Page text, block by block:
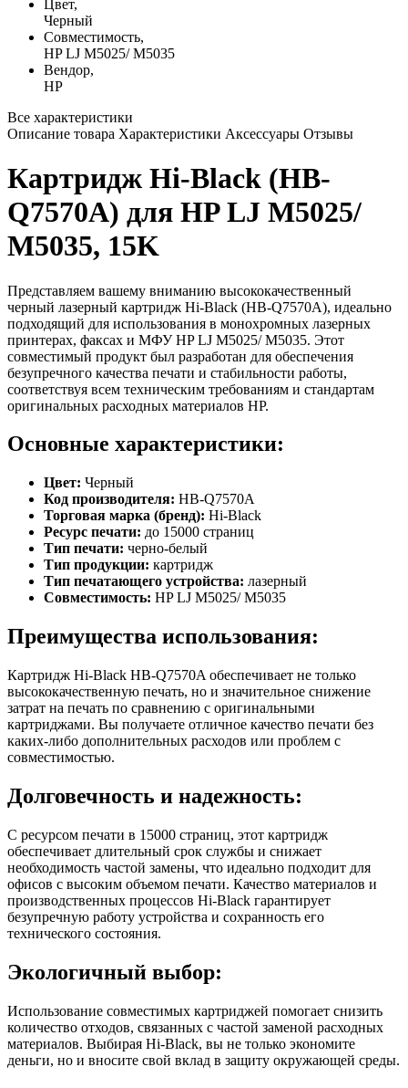
Цвет,
Черный
Совместимость,
HP LJ M5025/ M5035
Вендор,
HP
Все характеристики
Описание товара Характеристики Аксессуары Отзывы
Картридж Hi-Black (HB-
Q7570A) для HP LJ M5025/
M5035, 15K
Представляем вашему вниманию высококачественный
черный лазерный картридж Hi-Black (HB-Q7570A), идеально
подходящий для использования в монохромных лазерных
принтерах, факсах и МФУ HP LJ M5025/ M5035. Этот
совместимый продукт был разработан для обеспечения
безупречного качества печати и стабильности работы,
соответствуя всем техническим требованиям и стандартам
оригинальных расходных материалов HP.
Основные характеристики:
Цвет: Черный
Код производителя: HB-Q7570A
Торговая марка (бренд): Hi-Black
Ресурс печати: до 15000 страниц
Тип печати: черно-белый
Тип продукции: картридж
Тип печатающего устройства: лазерный
Совместимость: HP LJ M5025/ M5035
Преимущества использования:
Картридж Hi-Black HB-Q7570A обеспечивает не только
высококачественную печать, но и значительное снижение
затрат на печать по сравнению с оригинальными
картриджами. Вы получаете отличное качество печати без
каких-либо дополнительных расходов или проблем с
совместимостью.
Долговечность и надежность:
С ресурсом печати в 15000 страниц, этот картридж
обеспечивает длительный срок службы и снижает
необходимость частой замены, что идеально подходит для
офисов с высоким объемом печати. Качество материалов и
производственных процессов Hi-Black гарантирует
безупречную работу устройства и сохранность его
технического состояния.
Экологичный выбор:
Использование совместимых картриджей помогает снизить
количество отходов, связанных с частой заменой расходных
материалов. Выбирая Hi-Black, вы не только экономите
деньги, но и вносите свой вклад в защиту окружающей среды.